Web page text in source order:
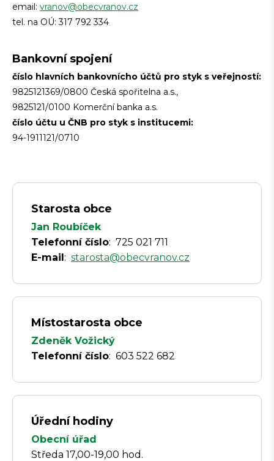
email: vranov@obecvranov.cz
tel. na OÚ: 317 792 334
Bankovní spojení
číslo hlavních bankovnícho účtů pro styk s veřejností:
9825121369/0800 Česká spořitelna a.s.,
9825121/0100 Komerční banka a.s.
číslo účtu u ČNB pro styk s institucemi:
94-1911121/0710
Starosta obce
Jan Roubíček
Telefonní číslo: 725 021 711
E-mail: starosta@obecvranov.cz
Místostarosta obce
Zdeněk Vožický
Telefonní číslo: 603 522 682
Úřední hodiny
Obecní úřad
Středa 17,00-19,00 hod.